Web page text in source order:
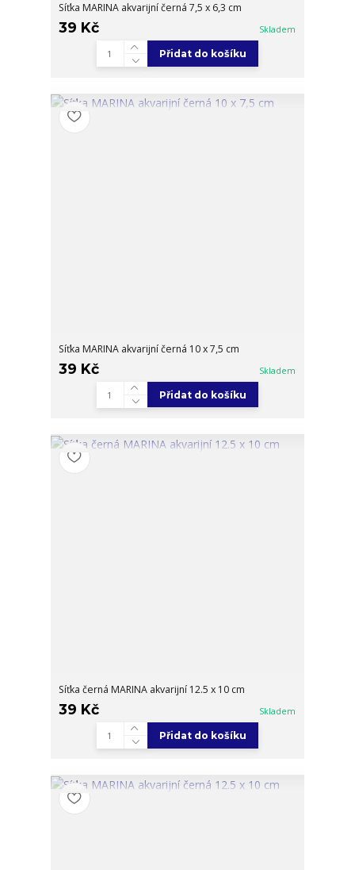
Síťka MARINA akvarijní černá 7,5 x 6,3 cm
39 Kč Skladem
Přidat do košíku
Síťka MARINA akvarijní černá 10 x 7,5 cm
39 Kč Skladem
Přidat do košíku
Síťka černá MARINA akvarijní 12.5 x 10 cm
39 Kč Skladem
Přidat do košíku